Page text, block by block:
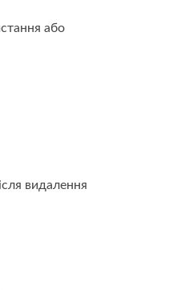
або
видалення